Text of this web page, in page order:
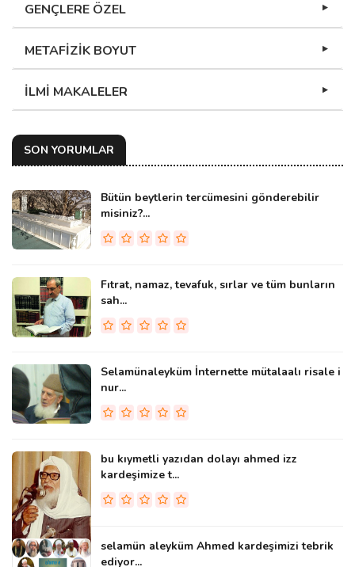
GENÇLERE ÖZEL
METAFİZİK BOYUT
İLMİ MAKALELER
SON YORUMLAR
Bütün beytlerin tercümesini gönderebilir
misiniz?...
Fıtrat, namaz, tevafuk, sırlar ve tüm bunların
sah...
Selamünaleyküm İnternette mütalaalı risale i
nur...
bu kıymetli yazıdan dolayı ahmed izz
kardeşimize t...
selamün aleyküm Ahmed kardeşimizi tebrik
ediyor...